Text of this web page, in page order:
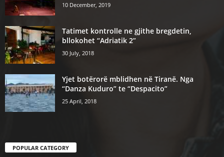
10 December, 2019
Tatimet kontrolle ne gjithe bregdetin,
bllokohet “Adriatik 2”
30 July, 2018
Yjet botërorë mblidhen në Tiranë. Nga
“Danza Kuduro” te “Despacito”
25 April, 2018
POPULAR CATEGORY